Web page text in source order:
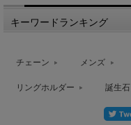
キーワードランキング
チェーン メンズ
リングホルダー 誕生石